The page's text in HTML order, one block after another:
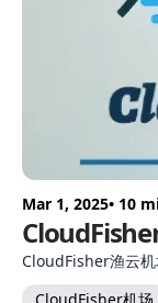
Mar 1, 2025• 10
CloudFisher渔云